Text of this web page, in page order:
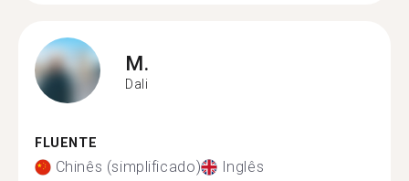
M.
Dali
FLUENTE
Chinês (simplificado) Inglês